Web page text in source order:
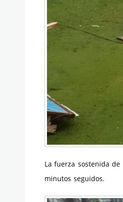
La fuerza sostenida
minutos seguidos.